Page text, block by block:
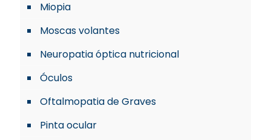
Miopia
Moscas volantes
Neuropatia óptica nutricional
Óculos
Oftalmopatia de Graves
Pinta ocular